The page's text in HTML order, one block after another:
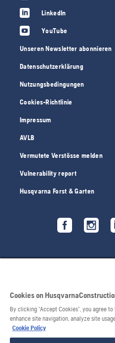
LinkedIn
YouTube
Unseren Newsletter abonnieren
Datenschutzerklärung
Nutzungsbedingungen
Cookies-Richtlinie
Impressum
AVLB
Vermutete Verstösse melden
Vulnerability report
Husqvarna Forst & Garten
© 2026 Husqvarna AB.
Cookies on
By clicking “Accept Cookies”, you agree
enhance site navigation, analyze site
Cookie Policy